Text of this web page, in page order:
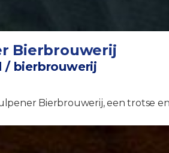
Bierbrouwerij
/ bierbrouwerij
Bierbrouwerij, een trotse